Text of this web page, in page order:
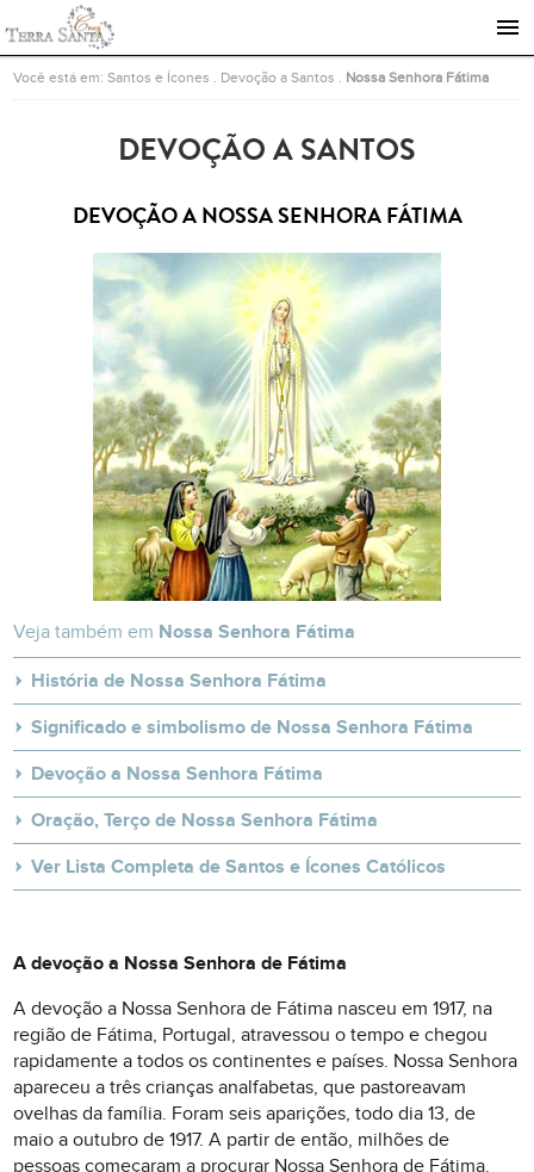
Ir para a página inicial
Você está em:Santos e Ícones Devoção a Santos Nossa Senhora Fátima
DEVOÇÃO A SANTOS
DEVOÇÃO A NOSSA SENHORA FÁTIMA
Veja também em Nossa Senhora Fátima
História de Nossa Senhora Fátima
Significado e simbolismo de Nossa Senhora Fátima
Devoção a Nossa Senhora Fátima
Oração, Terço de Nossa Senhora Fátima
Ver Lista Completa de Santos e Ícones Católicos
A devoção a Nossa Senhora de Fátima
A devoção a Nossa Senhora de Fátima nasceu em 1917, na
região de Fátima, Portugal, atravessou o tempo e chegou
rapidamente a todos os continentes e países. Nossa Senhora
apareceu a três crianças analfabetas, que pastoreavam
ovelhas da família. Foram seis aparições, todo dia 13, de
maio a outubro de 1917. A partir de então, milhões de
pessoas começaram a procurar Nossa Senhora de Fátima.